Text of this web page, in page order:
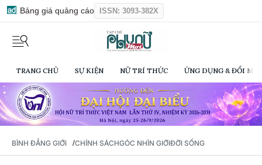
Bảng giá quảng cáo ISSN: 3093-382X
TRANG CHỦ SỰ KIỆN NỮ TRÍ THỨC ỨNG DỤNG & ĐỔI
BÌNH ĐẲNG GIỚI /CHÍNH SÁCHGÓC NHÌN GIỚIĐỜI SỐNG